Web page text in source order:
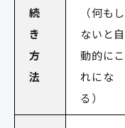
続
き
方
法
（何もし
ないと自
動的にこ
れにな
る）